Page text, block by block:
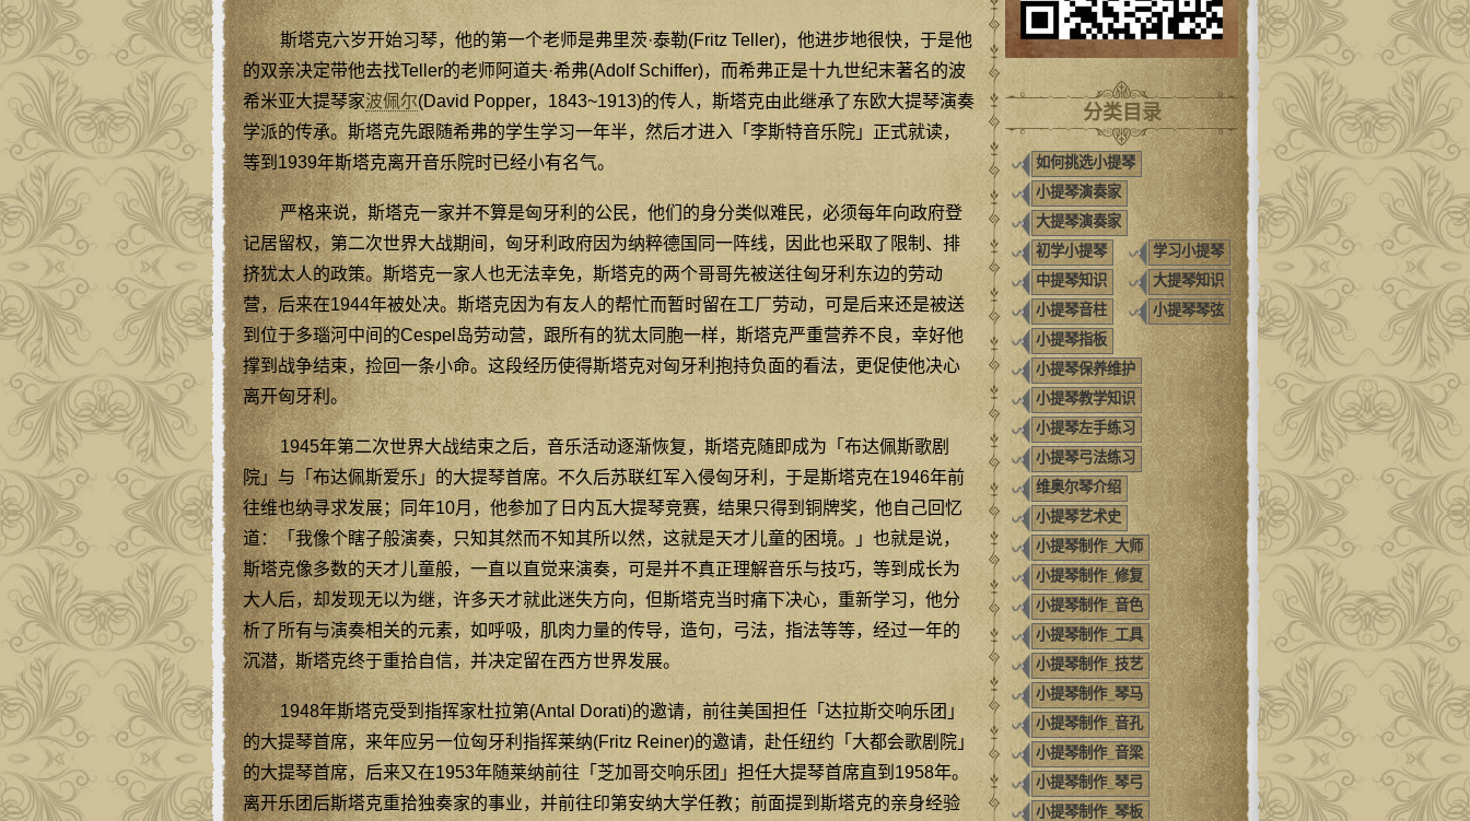
斯塔克六岁开始习琴，他的第一个老师是弗里茨·泰勒(Fritz Teller)，他进步地很快，于是他
的双亲决定带他去找Teller的老师阿道夫·希弗(Adolf Schiffer)，而希弗正是十九世纪末著名的波
希米亚大提琴家波佩尔(David Popper，1843~1913)的传人，斯塔克由此继承了东欧大提琴演奏
学派的传承。斯塔克先跟随希弗的学生学习一年半，然后才进入「李斯特音乐院」正式就读，
等到1939年斯塔克离开音乐院时已经小有名气。
严格来说，斯塔克一家并不算是匈牙利的公民，他们的身分类似难民，必须每年向政府登
记居留权，第二次世界大战期间，匈牙利政府因为纳粹德国同一阵线，因此也采取了限制、排
挤犹太人的政策。斯塔克一家人也无法幸免，斯塔克的两个哥哥先被送往匈牙利东边的劳动
营，后来在1944年被处决。斯塔克因为有友人的帮忙而暂时留在工厂劳动，可是后来还是被送
到位于多瑙河中间的Cespel岛劳动营，跟所有的犹太同胞一样，斯塔克严重营养不良，幸好他
撑到战争结束，捡回一条小命。这段经历使得斯塔克对匈牙利抱持负面的看法，更促使他决心
离开匈牙利。
1945年第二次世界大战结束之后，音乐活动逐渐恢复，斯塔克随即成为「布达佩斯歌剧
院」与「布达佩斯爱乐」的大提琴首席。不久后苏联红军入侵匈牙利，于是斯塔克在1946年前
往维也纳寻求发展；同年10月，他参加了日内瓦大提琴竞赛，结果只得到铜牌奖，他自己回忆
道：「我像个瞎子般演奏，只知其然而不知其所以然，这就是天才儿童的困境。」也就是说，
斯塔克像多数的天才儿童般，一直以直觉来演奏，可是并不真正理解音乐与技巧，等到成长为
大人后，却发现无以为继，许多天才就此迷失方向，但斯塔克当时痛下决心，重新学习，他分
析了所有与演奏相关的元素，如呼吸，肌肉力量的传导，造句，弓法，指法等等，经过一年的
沉潜，斯塔克终于重拾自信，并决定留在西方世界发展。
1948年斯塔克受到指挥家杜拉第(Antal Dorati)的邀请，前往美国担任「达拉斯交响乐团」
的大提琴首席，来年应另一位匈牙利指挥莱纳(Fritz Reiner)的邀请，赴任纽约「大都会歌剧院」
的大提琴首席，后来又在1953年随莱纳前往「芝加哥交响乐团」担任大提琴首席直到1958年。
离开乐团后斯塔克重拾独奏家的事业，并前往印第安纳大学任教；前面提到斯塔克的亲身经验
分类目录
如何挑选小提琴
小提琴演奏家
大提琴演奏家
初学小提琴
学习小提琴
中提琴知识
大提琴知识
小提琴音柱
小提琴琴弦
小提琴指板
小提琴保养维护
小提琴教学知识
小提琴左手练习
小提琴弓法练习
维奥尔琴介绍
小提琴艺术史
小提琴制作_大师
小提琴制作_修复
小提琴制作_音色
小提琴制作_工具
小提琴制作_技艺
小提琴制作_琴马
小提琴制作_音孔
小提琴制作_音梁
小提琴制作_琴弓
小提琴制作_琴板